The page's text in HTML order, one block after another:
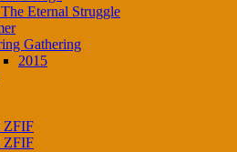
Eternal Struggle
Gathering
2015
ZFIF
ZFIF